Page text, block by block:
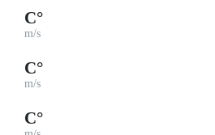
°C
m/s
°C
m/s
°C